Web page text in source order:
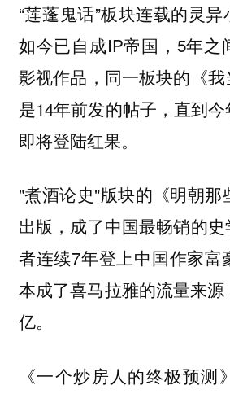
“莲蓬鬼话”板块连载的灵异
如今已自成IP帝国，5年之
影视作品，同一板块的《我
是14年前发的帖子，直到
即将登陆红果。
"煮酒论史"版块的《明朝那
出版，成了中国最畅销的
者连续7年登上中国作家富
本成了喜马拉雅的流量来
亿。
《一个炒房人的终极预测